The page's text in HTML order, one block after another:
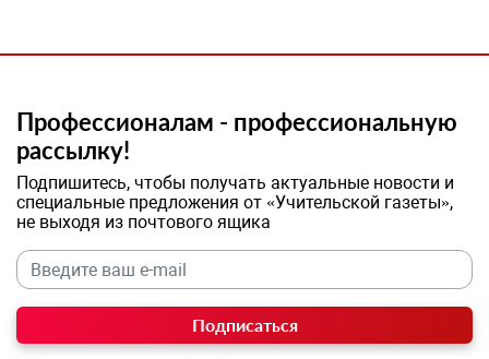
Профессионалам - профессиональную
рассылку!
Подпишитесь, чтобы получать актуальные новости и
специальные предложения от «Учительской газеты»,
не выходя из почтового ящика
Подписаться